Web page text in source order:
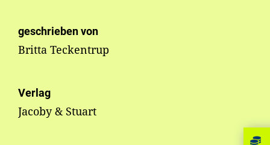
geschrieben von
Britta Teckentrup
Verlag
Jacoby & Stuart